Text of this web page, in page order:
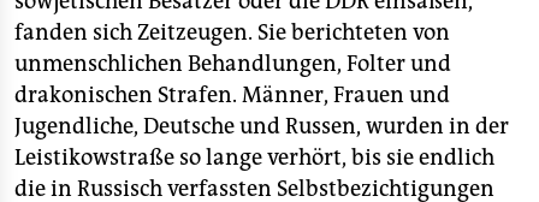
fanden sich Zeitzeugen. Sie berichteten von
unmenschlichen Behandlungen, Folter und
drakonischen Strafen. Männer, Frauen und
Jugendliche, Deutsche und Russen, wurden in der
Leistikowstraße so lange verhört, bis sie endlich
die in Russisch verfassten Selbstbezichtigungen